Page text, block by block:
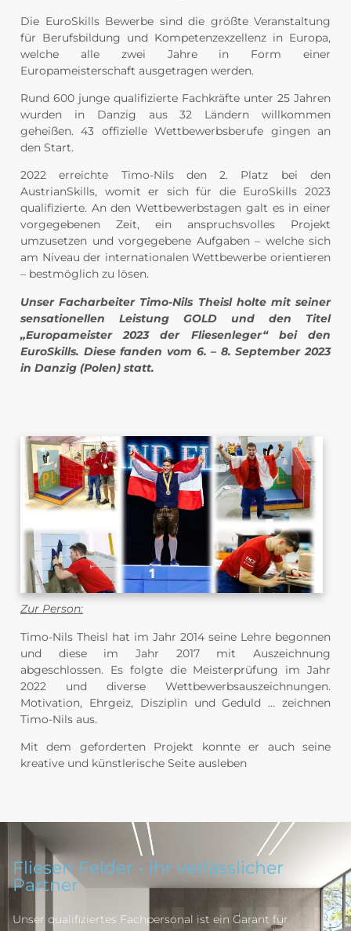
Die EuroSkills Bewerbe sind die größte Veranstaltung
für Berufsbildung und Kompetenzexzellenz in Europa,
welche alle zwei Jahre in Form einer
Europameisterschaft ausgetragen werden.
Rund 600 junge qualifizierte Fachkräfte unter 25 Jahren
wurden in Danzig aus 32 Ländern willkommen
geheißen. 43 offizielle Wettbewerbsberufe gingen an
den Start.
2022 erreichte Timo-Nils den 2. Platz bei den
AustrianSkills, womit er sich für die EuroSkills 2023
qualifizierte. An den Wettbewerbstagen galt es in einer
vorgegebenen Zeit, ein anspruchsvolles Projekt
umzusetzen und vorgegebene Aufgaben – welche sich
am Niveau der internationalen Wettbewerbe orientieren
– bestmöglich zu lösen.
Unser Facharbeiter Timo-Nils Theisl holte mit seiner
sensationellen Leistung GOLD und den Titel
„Europameister 2023 der Fliesenleger“ bei den
EuroSkills. Diese fanden vom 6. – 8. September 2023
in Danzig (Polen) statt.
Zur Person:
Timo-Nils Theisl hat im Jahr 2014 seine Lehre begonnen
und diese im Jahr 2017 mit Auszeichnung
abgeschlossen. Es folgte die Meisterprüfung im Jahr
2022 und diverse Wettbewerbsauszeichnungen.
Motivation, Ehrgeiz, Disziplin und Geduld … zeichnen
Timo-Nils aus.
Mit dem geforderten Projekt konnte er auch seine
kreative und künstlerische Seite ausleben
Fliesen Felder - ihr verlässlicher
Partner
Unser qualifiziertes Fachpersonal ist ein Garant für